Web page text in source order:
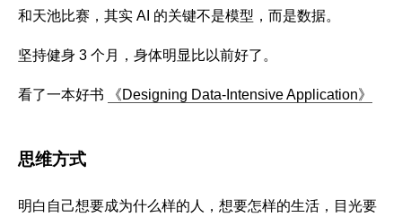
和天池比赛，其实 AI 的关键不是模型，而是数据。
坚持健身 3 个月，身体明显比以前好了。
看了一本好书 《Designing Data-Intensive Application》
思维方式
明白自己想要成为什么样的人，想要怎样的生活，目光要